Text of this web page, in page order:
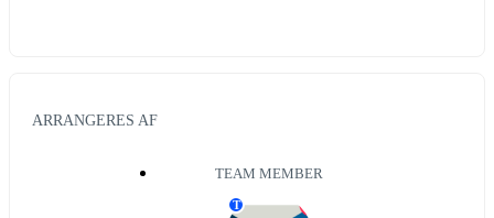
ARRANGERES AF
TEAM MEMBER
T